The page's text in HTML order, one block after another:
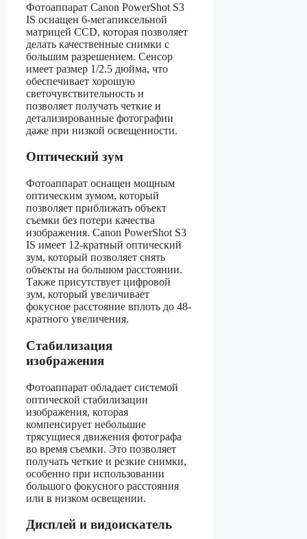
Фотоаппарат Canon PowerShot S3
IS оснащен 6-мегапиксельной
матрицей CCD, которая позволяет
делать качественные снимки с
большим разрешением. Сенсор
имеет размер 1/2.5 дюйма, что
обеспечивает хорошую
светочувствительность и
позволяет получать четкие и
детализированные фотографии
даже при низкой освещенности.
Оптический зум
Фотоаппарат оснащен мощным
оптическим зумом, который
позволяет приближать объект
съемки без потери качества
изображения. Canon PowerShot S3
IS имеет 12-кратный оптический
зум, который позволяет снять
объекты на большом расстоянии.
Также присутствует цифровой
зум, который увеличивает
фокусное расстояние вплоть до 48-
кратного увеличения.
Стабилизация
изображения
Фотоаппарат обладает системой
оптической стабилизации
изображения, которая
компенсирует небольшие
трясущиеся движения фотографа
во время съемки. Это позволяет
получать четкие и резкие снимки,
особенно при использовании
большого фокусного расстояния
или в низком освещении.
Дисплей и видоискатель